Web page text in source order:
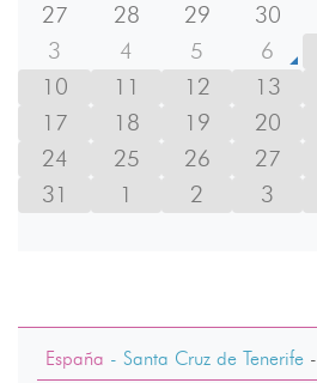
27
28 29 30
3
4 5 6
10
11 12 13
17
18 19 20
24
25 26 27
31
1 2 3
España - Santa Cruz de Tenerife-